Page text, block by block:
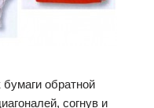
обратной
согнув и